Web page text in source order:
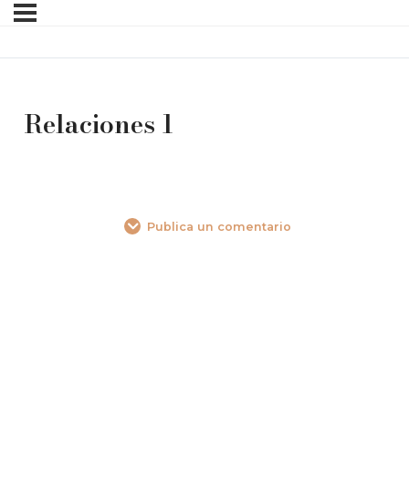
Relaciones 1
Publica un comentario